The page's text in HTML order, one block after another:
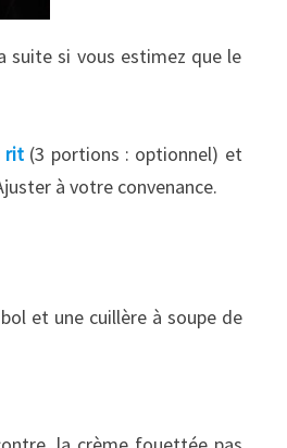
suite si vous estimez que le
rit (3 portions : optionnel) et
à votre convenance.
et une cuillère à soupe de